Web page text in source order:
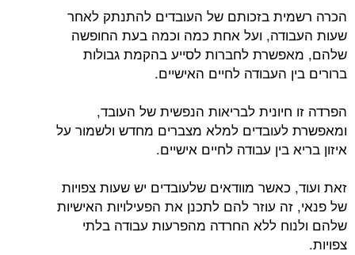
הכרה רשמית בזכותם של העובדים להתנתק לאחר
שעות העבודה, ועל אחת כמה וכמה בעת החופשה
שלהם, מאפשרת לחברות לסייע בהקמת גבולות
ברורים בין העבודה לחיים האישיים.
הפרדה זו חיונית לבריאות הנפשית של העובד,
ומאפשרת לעובדים למלא מצברים מחדש ולשמור על
איזון בריא בין עבודה לחיים אישיים.
זאת ועוד, כאשר מוודאים שלעובדים יש שעות צפויות
של פנאי, זה עוזר להם לתכנן את הפעילויות האישיות
שלהם ולנוח ללא החרדה מהפרעות עבודה בלתי
צפויות.